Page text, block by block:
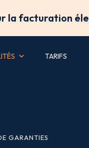
la facturation
TARIFS
GARANTIES